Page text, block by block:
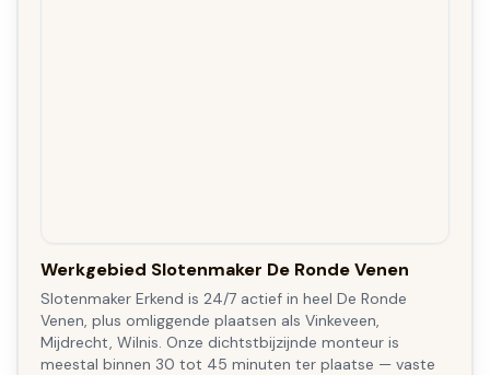
Werkgebied Slotenmaker De Ronde Venen
Slotenmaker Erkend is 24/7 actief in heel De Ronde
Venen, plus omliggende plaatsen als Vinkeveen,
Mijdrecht, Wilnis. Onze dichtstbijzijnde monteur is
meestal binnen 30 tot 45 minuten ter plaatse — vaste